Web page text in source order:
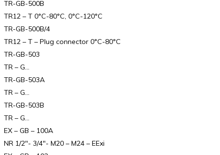
TR-GB-500B
TR12 – T 0°C-80°C, 0°C-120°C
TR-GB-500B/4
TR12 – T – Plug connector 0°C-80°C
TR-GB-503
TR – G…
TR-GB-503A
TR – G…
TR-GB-503B
TR – G…
EX – GB – 100A
NR 1/2″- 3/4″- M20 – M24 – EExi